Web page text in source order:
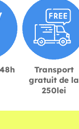
Transport
gratuit de la
250lei